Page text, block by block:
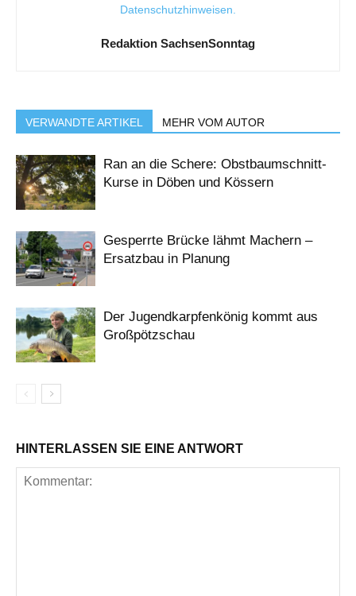
Datenschutzhinweisen
Redaktion SachsenSonntag
VERWANDTE ARTIKEL MEHR VOM AUTOR
Ran an die Schere: Obstbaumschnitt-
Kurse in Döben und Kössern
Gesperrte Brücke lähmt Machern –
Ersatzbau in Planung
Der Jugendkarpfenkönig kommt aus
Großpötzschau
HINTERLASSEN SIE EINE ANTWORT